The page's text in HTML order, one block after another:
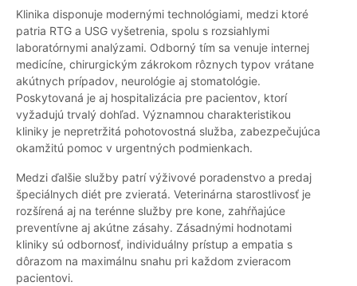
Klinika disponuje modernými technológiami, medzi ktoré
patria RTG a USG vyšetrenia, spolu s rozsiahlymi
laboratórnymi analýzami. Odborný tím sa venuje internej
medicíne, chirurgickým zákrokom rôznych typov vrátane
akútnych prípadov, neurológie aj stomatológie.
Poskytovaná je aj hospitalizácia pre pacientov, ktorí
vyžadujú trvalý dohľad. Významnou charakteristikou
kliniky je nepretržitá pohotovostná služba, zabezpečujúca
okamžitú pomoc v urgentných podmienkach.
Medzi ďalšie služby patrí výživové poradenstvo a predaj
špeciálnych diét pre zvieratá. Veterinárna starostlivosť je
rozšírená aj na terénne služby pre kone, zahŕňajúce
preventívne aj akútne zásahy. Zásadnými hodnotami
kliniky sú odbornosť, individuálny prístup a empatia s
dôrazom na maximálnu snahu pri každom zvieracom
pacientovi.